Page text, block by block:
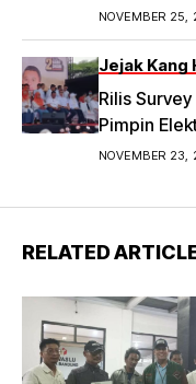
Bandung
NOVEMBER 25,
Jejak Kang
Rilis
Pimpin
Bandung
NOVEMBER 23,
RELATED